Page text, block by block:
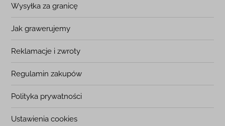
Wysyłka za granicę
Jak grawerujemy
Reklamacje i zwroty
Regulamin zakupów
Polityka prywatności
Ustawienia cookies